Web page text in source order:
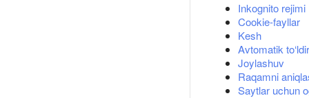
Inkognito rejimi
Cookie-fayllar
Kesh
Avtomatik
Joylashuv
Raqamni
Saytlar uchun